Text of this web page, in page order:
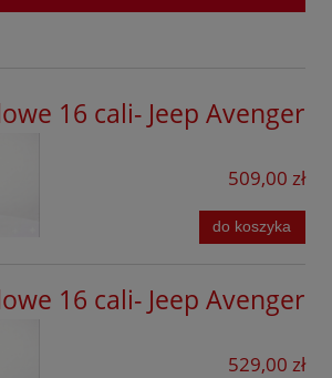
16 cali- Jeep Avenger
509,00 zł
do koszyka
16 cali- Jeep Avenger
529,00 zł